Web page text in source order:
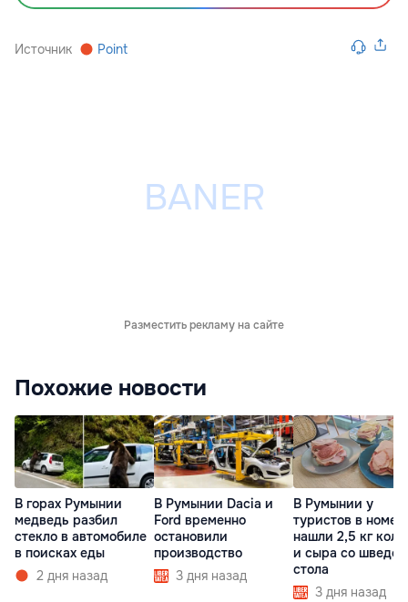
Источник Point
Разместить рекламу на сайте
Похожие новости
В горах Румынии
медведь разбил
стекло в автомобиле
в поисках еды
2 дня назад
В Румынии Dacia и
Ford временно
остановили
производство
3 дня назад
В Румынии у
туристов в
нашли 2,5 кг
и сыра со
стола
3 дня назад